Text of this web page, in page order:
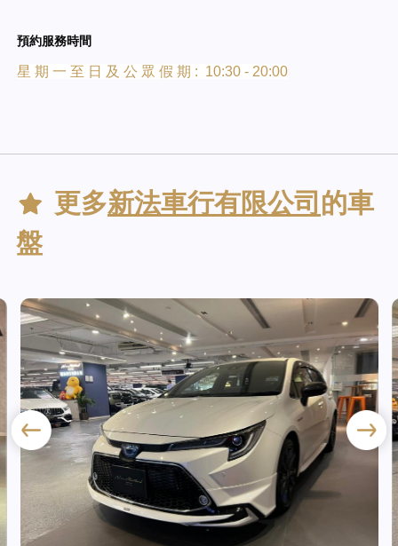
預約服務時間
星 期 一 至 日 及 公 眾 假 期 : 10:30 - 20:00
更多新法車行有限公司 的車
盤